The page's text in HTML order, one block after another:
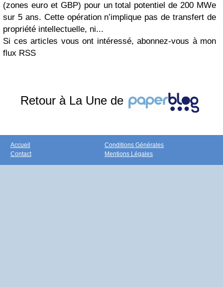
(zones euro et GBP) pour un total potentiel de 200 MWe
sur 5 ans. Cette opération n’implique pas de transfert de
propriété intellectuelle, ni...
Si ces articles vous ont intéressé, abonnez-vous à mon
flux RSS
Retour à La Une de
Accueil
Contact
Conditions Générales
Mentions Légales